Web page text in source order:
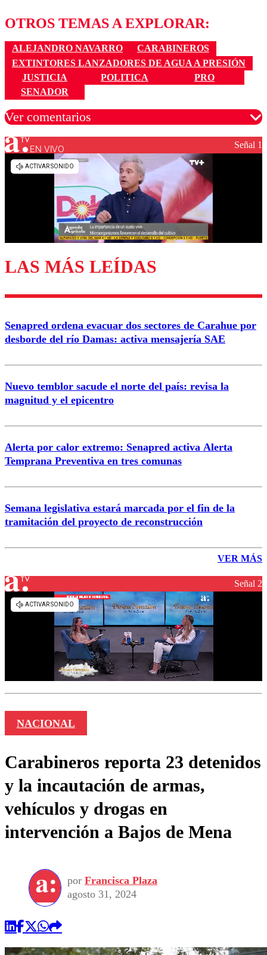
OTROS TEMAS A EXPLORAR:
ALEJANDRO NAVARRO
CARABINEROS
EXTINTORES LANZADORES DE AGUA A PRESIÓN
JUSTICIA
POLITICA
PRO
SENADOR
Ver comentarios
Los comentarios son moderados para garantizar un
diálogo respetuoso.
Enviar comentario
EN VIVO Señal 1
LAS MÁS LEÍDAS
Senapred ordena evacuar dos sectores de Carahue por
desborde del río Damas: activa mensajería SAE
Nuevo temblor sacude el norte del país: revisa la
magnitud y el epicentro
Alerta por calor extremo: Senapred activa Alerta
Temprana Preventiva en tres comunas
Semana legislativa estará marcada por el fin de la
tramitación del proyecto de reconstrucción
VER MÁS
Señal 2
NACIONAL
Carabineros reporta 23 detenidos
y la incautación de armas,
vehículos y drogas en
intervención a Bajos de Mena
por Francisca Plaza
agosto 31, 2024